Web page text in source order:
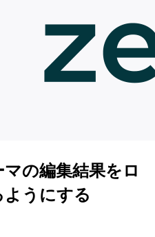
の編集結果をロ
うにする